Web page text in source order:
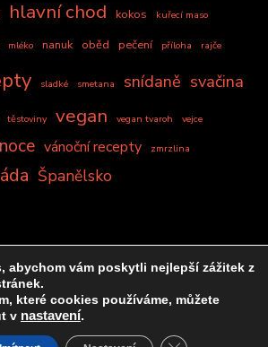
hlavní chod kokos kuřecí maso
mléko nanuk oběd pečení příloha rajče
sladké smetana snídaně svačina
těstoviny vegan vegan tvaroh vejce
vánoční recepty zmrzlina
Španělsko
Bez mléka by Laskonkita. Všechna
Blossom Recipe | Vyvinuto
abychom vám poskytli nejlepší zážitek z
které cookies používáme, můžete
v nastavení.